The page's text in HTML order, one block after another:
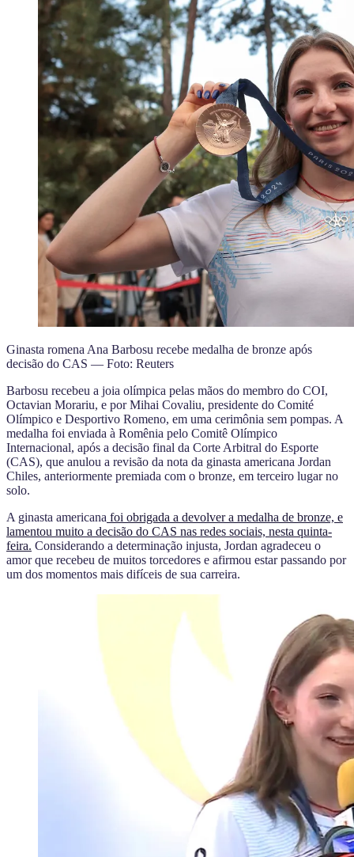
Ginasta romena Ana Barbosu recebe medalha de bronze após
decisão do CAS — Foto: Reuters
Barbosu recebeu a joia olímpica pelas mãos do membro do COI,
Octavian Morariu, e por Mihai Covaliu, presidente do Comité
Olímpico e Desportivo Romeno, em uma cerimônia sem pompas. A
medalha foi enviada à Romênia pelo Comitê Olímpico
Internacional, após a decisão final da Corte Arbitral do Esporte
(CAS), que anulou a revisão da nota da ginasta americana Jordan
Chiles, anteriormente premiada com o bronze, em terceiro lugar no
solo.
A ginasta americana foi obrigada a devolver a medalha de bronze, e
lamentou muito a decisão do CAS nas redes sociais, nesta quinta-
feira. Considerando a determinação injusta, Jordan agradeceu o
amor que recebeu de muitos torcedores e afirmou estar passando por
um dos momentos mais difíceis de sua carreira.